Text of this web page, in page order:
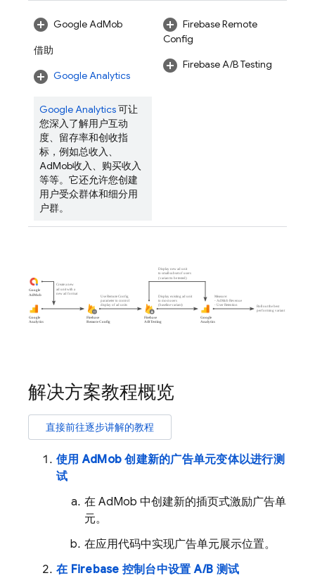
Google AdMob
借助
Google Analytics
Google Analytics可让
您深入了解用户互动
度、留存率和创收指
标，例如总收入、
AdMob收入、购买收入
等等。它还允许您创建
用户受众群体和细分用
户群。
Firebase Remote
Config
Firebase A/B Testing
解决方案教程概览
直接前往逐步讲解的教程
使用AdMob 创建新的广告单元变体以进行测
试
在 AdMob 中创建新的插页式激励广告单
元。
在应用代码中实现广告单元展示位置。
在 Firebase 控制台中设置 A/B 测试